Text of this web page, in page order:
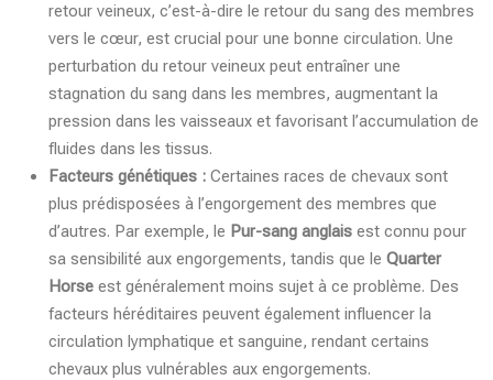
retour veineux, c’est-à-dire le retour du sang des membres
vers le cœur, est crucial pour une bonne circulation. Une
perturbation du retour veineux peut entraîner une
stagnation du sang dans les membres, augmentant la
pression dans les vaisseaux et favorisant l’accumulation de
fluides dans les tissus.
Facteurs génétiques : Certaines races de chevaux sont
plus prédisposées à l’engorgement des membres que
d’autres. Par exemple, le Pur-sang anglais est connu pour
sa sensibilité aux engorgements, tandis que le Quarter
Horse est généralement moins sujet à ce problème. Des
facteurs héréditaires peuvent également influencer la
circulation lymphatique et sanguine, rendant certains
chevaux plus vulnérables aux engorgements.